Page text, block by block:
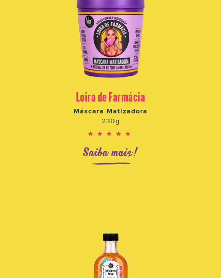
Loira de Farmácia
Máscara Matizadora
230g
★★★★★
Saiba mais!